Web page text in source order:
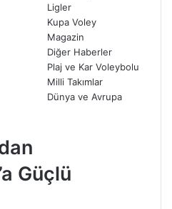
Ligler
Kupa Voley
Magazin
Diğer Haberler
Plaj ve Kar Voleybolu
Milli Takımlar
Dünya ve Avrupa
Güçlü